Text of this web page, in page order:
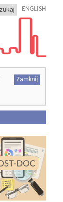
ENGLISH
Zamknij